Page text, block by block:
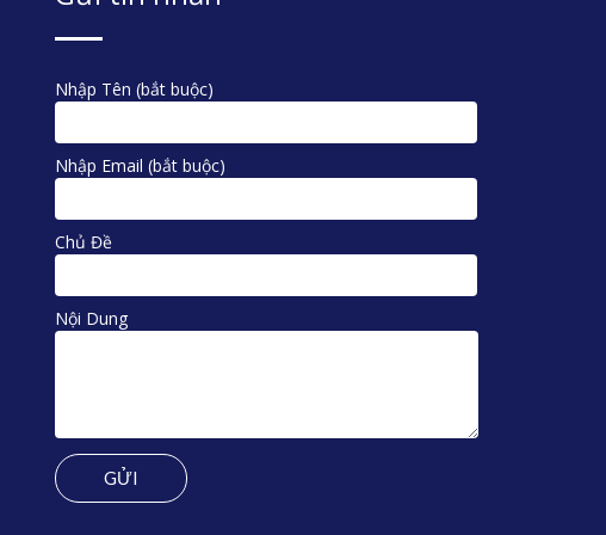
Nhập Tên (bắt buộc)
Nhập Email (bắt buộc)
Chủ Đề
Nội Dung